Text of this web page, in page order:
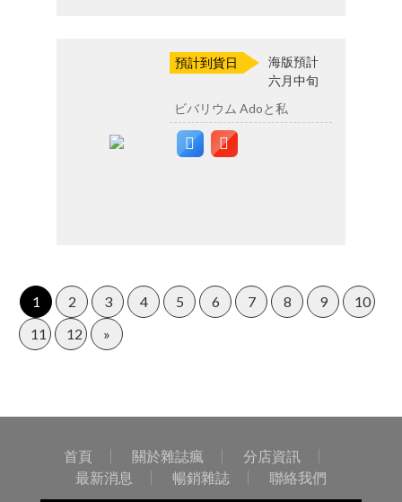
預計到貨日
海版預計
六月中旬
ビバリウム Adoと私
1 2 3 4 5 6 7 8 9
10
11
12 »
首頁 關於雜誌瘋
分店資訊
最新消息
暢銷雜誌 聯絡我們